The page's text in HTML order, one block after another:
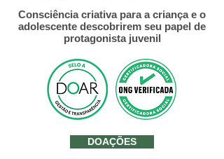
Consciência criativa para a criança e o
adolescente descobrirem seu papel de
protagonista juvenil
DOAÇÕES